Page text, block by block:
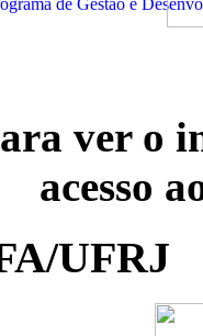
ver o
acesso
UFRJ